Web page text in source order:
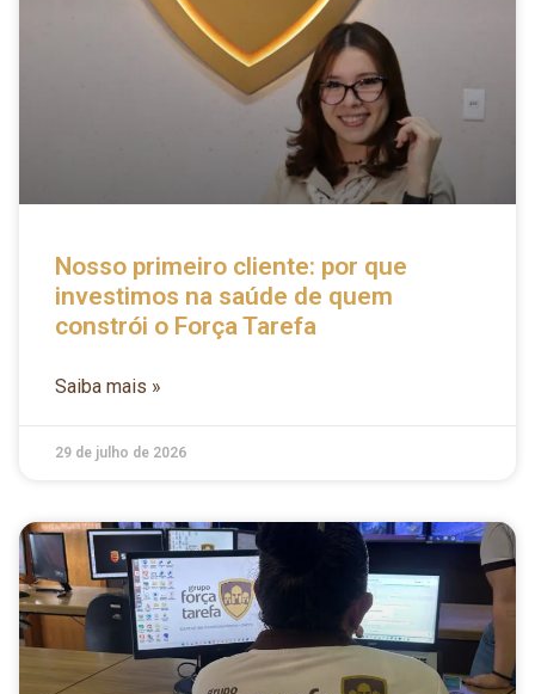
Nosso primeiro cliente: por que
investimos na saúde de quem
constrói o Força Tarefa
Saiba mais »
29 de julho de 2026